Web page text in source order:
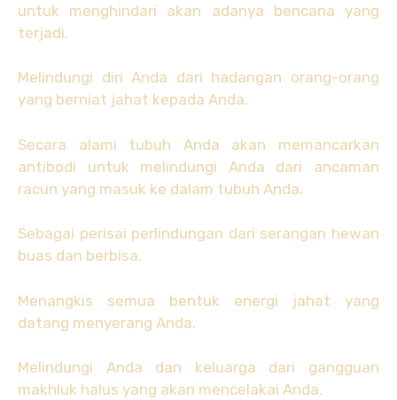
untuk menghindari akan adanya bencana yang
terjadi.
Melindungi diri Anda dari hadangan orang-orang
yang berniat jahat kepada Anda.
Secara alami tubuh Anda akan memancarkan
antibodi untuk melindungi Anda dari ancaman
racun yang masuk ke dalam tubuh Anda.
Sebagai perisai perlindungan dari serangan hewan
buas dan berbisa.
Menangkis semua bentuk energi jahat yang
datang menyerang Anda.
Melindungi Anda dan keluarga dari gangguan
makhluk halus yang akan mencelakai Anda.